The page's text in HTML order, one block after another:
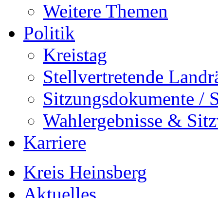
Weitere Themen
Politik
Kreistag
Stellvertretende
Sitzungsdokumente /
Wahlergebnisse &
Karriere
Kreis Heinsberg